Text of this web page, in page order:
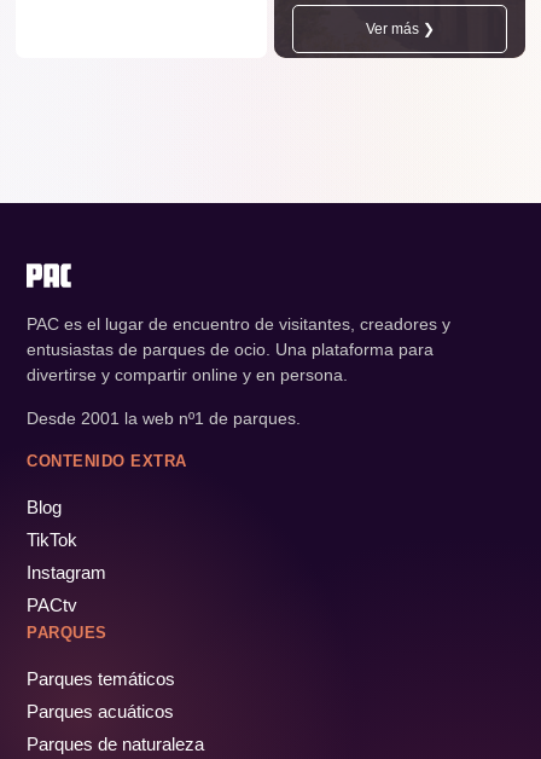
Ver más ❯
PAC es el lugar de encuentro de visitantes, creadores y
entusiastas de parques de ocio. Una plataforma para
divertirse y compartir online y en persona.
Desde 2001 la web nº1 de parques.
CONTENIDO EXTRA
Blog
TikTok
Instagram
PACtv
PARQUES
Parques temáticos
Parques acuáticos
Parques de naturaleza